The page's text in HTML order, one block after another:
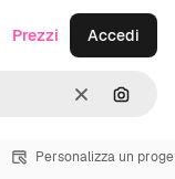
CancellaCerca
Prezzi Accedi
Personalizza un